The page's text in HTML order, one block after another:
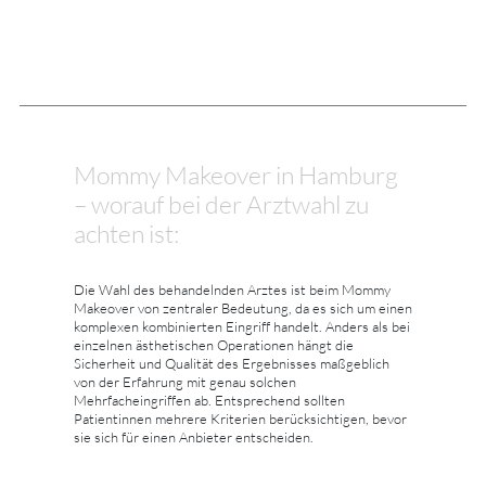
Mommy Makeover in Hamburg
– worauf bei der Arztwahl zu
achten ist:
Die Wahl des behandelnden Arztes ist beim Mommy
Makeover von zentraler Bedeutung, da es sich um einen
komplexen kombinierten Eingriff handelt. Anders als bei
einzelnen ästhetischen Operationen hängt die
Sicherheit und Qualität des Ergebnisses maßgeblich
von der Erfahrung mit genau solchen
Mehrfacheingriffen ab. Entsprechend sollten
Patientinnen mehrere Kriterien berücksichtigen, bevor
sie sich für einen Anbieter entscheiden.